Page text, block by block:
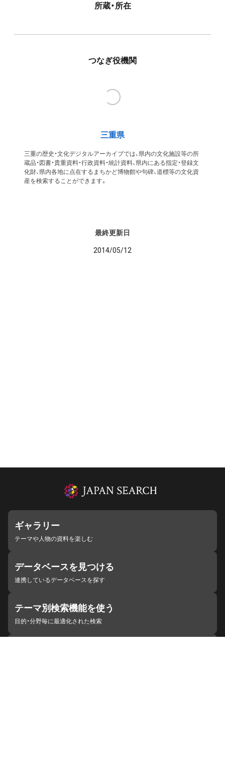
所蔵・所在
つなぎ役機関
三重県
三重の歴史・文化デジタルアーカイブでは、県内の文化施設等の所
蔵品・図書・貴重資料・行政資料・統計資料、県内にある指定・登録文
化財、県内各地に点在するまちかど博物館や句碑、道標等の文化資
産を検索することができます。
最終更新日
2014/05/12
ギャラリー
テーマや人物の資料を楽しむ
データベースを見つける
連携しているデータベースを探す
テーマ別検索機能を使う
目的・分野毎に最適化された検索